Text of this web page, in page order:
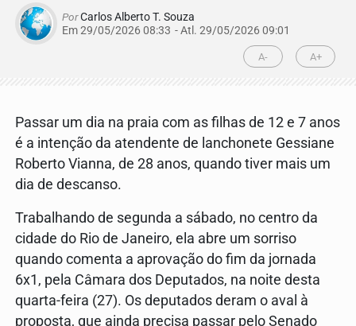
PorCarlos Alberto T. Souza
Em 29/05/2026 08:33 - Atl. 29/05/2026 09:01
A- A+
Passar um dia na praia com as filhas de 12 e 7 anos
é a intenção da atendente de lanchonete Gessiane
Roberto Vianna, de 28 anos, quando tiver mais um
dia de descanso.
Trabalhando de segunda a sábado, no centro da
cidade do Rio de Janeiro, ela abre um sorriso
quando comenta a aprovação do fim da jornada
6x1, pela Câmara dos Deputados, na noite desta
quarta-feira (27). Os deputados deram o aval à
proposta, que ainda precisa passar pelo Senado